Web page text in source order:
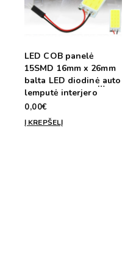
LED COB panelė
15SMD 16mm x 26mm
balta LED diodinė auto
lemputė interjero
apšvietimui
0,00€
Į KREPŠELĮ